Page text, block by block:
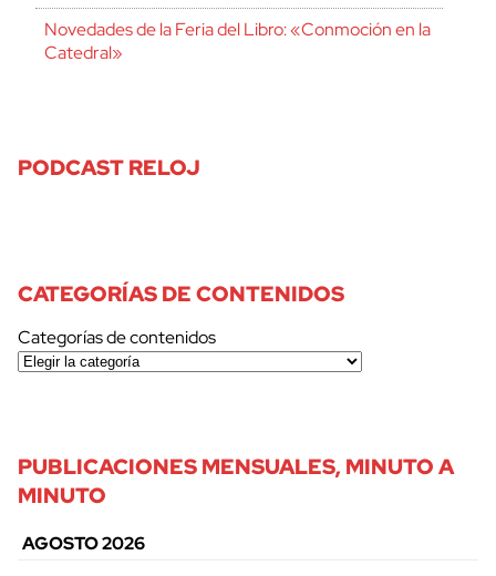
Novedades de la Feria del Libro: «Conmoción en la
Catedral»
PODCAST RELOJ
CATEGORÍAS DE CONTENIDOS
Categorías de contenidos
PUBLICACIONES MENSUALES, MINUTO A
MINUTO
AGOSTO 2026